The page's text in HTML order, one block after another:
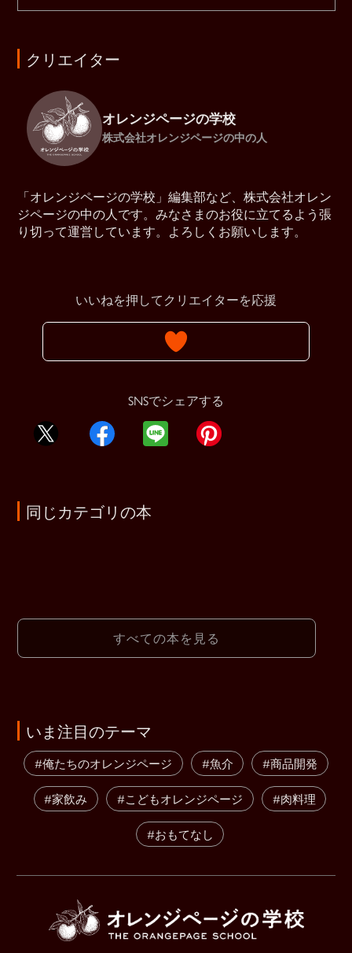
クリエイター
オレンジページの学校
株式会社オレンジページの中の人
「オレンジページの学校」編集部など、株式会社オレン
ジページの中の人です。みなさまのお役に立てるよう張
り切って運営しています。よろしくお願いします。
いいねを押してクリエイターを応援
SNSでシェアする
同じカテゴリの本
すべての本を見る
いま注目のテーマ
#俺たちのオレンジページ #魚介 #商品開発
#家飲み #こどもオレンジページ #肉料理
#おもてなし